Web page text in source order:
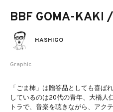
BBF GOMA-KAKI
Graphic
HASHIGO
「ごま柿」は贈答品としても喜ば
しているのは20代の青年、大橋人
トラで、音楽を聴きながら、アク